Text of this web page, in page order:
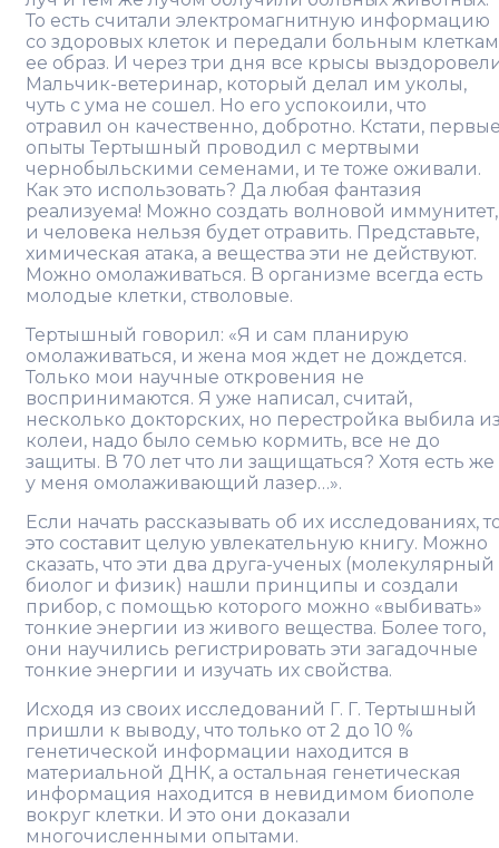
То есть считали электромагнитную информацию
со здоровых клеток и передали больным клеткам
ее образ. И через три дня все крысы
Мальчик-ветеринар, который делал им уколы,
чуть с ума не сошел. Но его успокоили, что
отравил он качественно, добротно. Кстати,
опыты Тертышный проводил с мертвыми
чернобыльскими семенами, и те тоже оживали.
Как это использовать? Да любая фантазия
реализуема! Можно создать волновой иммунитет,
и человека нельзя будет отравить. Представьте,
химическая атака, а вещества эти не действуют.
Можно омолаживаться. В организме всегда есть
молодые клетки, стволовые.
Тертышный говорил: «Я и сам планирую
омолаживаться, и жена моя ждет не дождется.
Только мои научные откровения не
воспринимаются. Я уже написал, считай,
несколько докторских, но перестройка выбила
колеи, надо было семью кормить, все не до
защиты. В 70 лет что ли защищаться? Хотя есть же
у меня омолаживающий лазер…».
Если начать рассказывать об их исследованиях,
это составит целую увлекательную книгу. Можно
сказать, что эти два друга-ученых (молекулярный
биолог и физик) нашли принципы и создали
прибор, с помощью которого можно «выбивать»
тонкие энергии из живого вещества. Более того,
они научились регистрировать эти загадочные
тонкие энергии и изучать их свойства.
Исходя из своих исследований Г. Г. Тертышный
пришли к выводу, что только от 2 до 10 %
генетической информации находится в
материальной ДНК, а остальная генетическая
информация находится в невидимом биополе
вокруг клетки. И это они доказали
многочисленными опытами.